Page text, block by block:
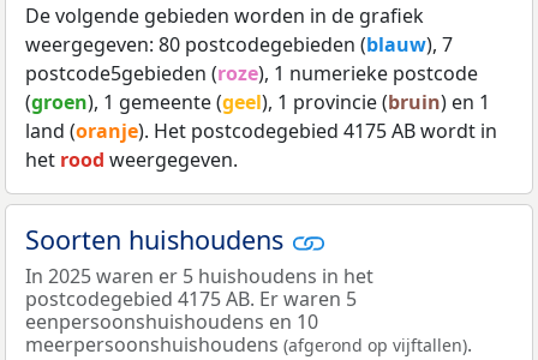
De volgende gebieden worden in de grafiek
weergegeven: 80 postcodegebieden (blauw), 7
postcode5gebieden (roze), 1 numerieke postcode
(groen), 1 gemeente (geel), 1 provincie (bruin) en 1
land (oranje). Het postcodegebied 4175 AB wordt in
het rood weergegeven.
Soorten huishoudens
In 2025 waren er 5 huishoudens in het
postcodegebied 4175 AB. Er waren 5
eenpersoonshuishoudens en 10
meerpersoonshuishoudens (afgerond op vijftallen).